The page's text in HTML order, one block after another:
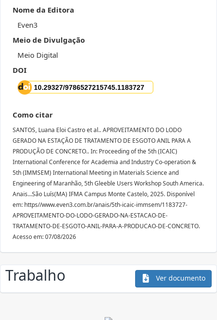
Nome da Editora
Even3
Meio de Divulgação
Meio Digital
DOI
Como citar
SANTOS, Luana Eloi Castro et al.. APROVEITAMENTO DO LODO
GERADO NA ESTAÇÃO DE TRATAMENTO DE ESGOTO ANIL PARA A
PRODUÇÃO DE CONCRETO.. In: Proceeding of the 5th (ICAIC)
International Conference for Academia and Industry Co-operation &
5th (IMMSEM) International Meeting in Materials Science and
Engineering of Maranhão, 5th Gleeble Users Workshop South America.
Anais...São Luís(MA) IFMA Campus Monte Castelo, 2025. Disponível
em: https//www.even3.com.br/anais/5th-icaic-immsem/1183727-
APROVEITAMENTO-DO-LODO-GERADO-NA-ESTACAO-DE-
TRATAMENTO-DE-ESGOTO-ANIL-PARA-A-PRODUCAO-DE-CONCRETO.
Acesso em: 07/08/2026
Trabalho Ver documento